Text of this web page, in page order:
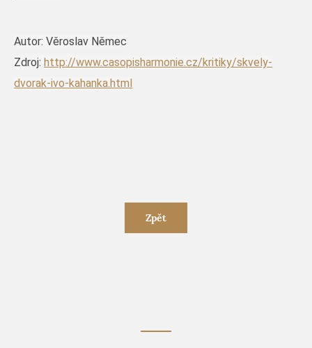
Autor: Věroslav Němec
Zdroj: http://www.casopisharmonie.cz/kritiky/skvely-
dvorak-ivo-kahanka.html
Zpět